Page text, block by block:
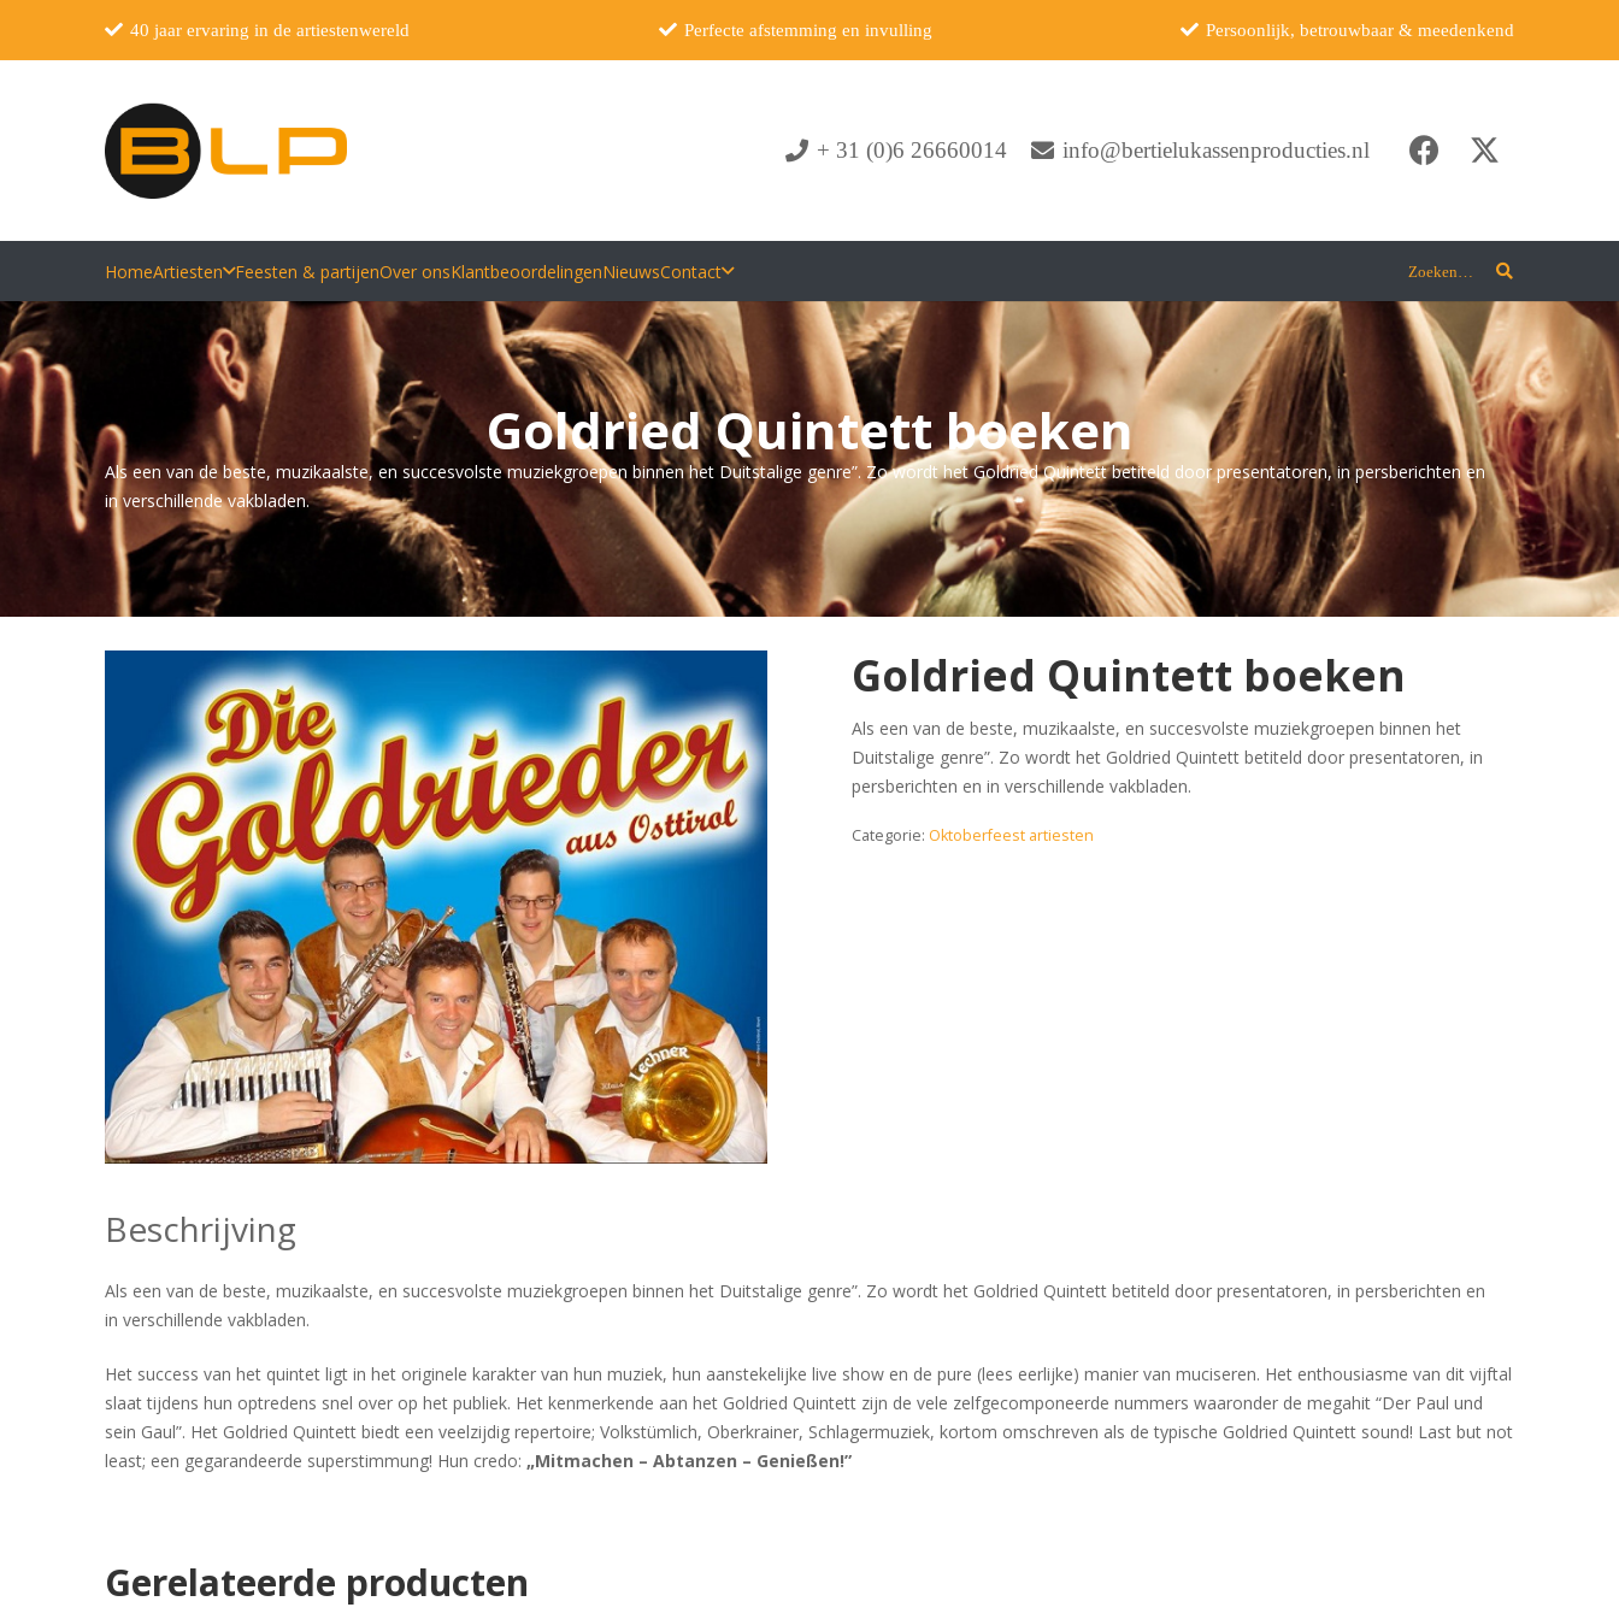
40 jaar ervaring in de artiestenwereld Perfecte afstemming en invulling Persoonlijk, betrouwbaar & meedenkend
+ 31 (0)6 26660014 info@bertielukassenproducties.nl
HomeArtiesten Feesten & partijenOver onsKlantbeoordelingenNieuwsContact Zoeken…
Goldried Quintett boeken
Als een van de beste, muzikaalste, en succesvolste muziekgroepen binnen het Duitstalige genre”. Zo wordt het Goldried Quintett betiteld door presentatoren, in persberichten en
in verschillende vakbladen.
Goldried Quintett boeken
Als een van de beste, muzikaalste, en succesvolste muziekgroepen binnen het
Duitstalige genre”. Zo wordt het Goldried Quintett betiteld door presentatoren, in
persberichten en in verschillende vakbladen.
Categorie: Oktoberfeest artiesten
Beschrijving
Als een van de beste, muzikaalste, en succesvolste muziekgroepen binnen het Duitstalige genre”. Zo wordt het Goldried Quintett betiteld door presentatoren, in persberichten en
in verschillende vakbladen.
Het success van het quintet ligt in het originele karakter van hun muziek, hun aanstekelijke live show en de pure (lees eerlijke) manier van muciseren. Het enthousiasme van dit vijftal
slaat tijdens hun optredens snel over op het publiek. Het kenmerkende aan het Goldried Quintett zijn de vele zelfgecomponeerde nummers waaronder de megahit “Der Paul und
sein Gaul”. Het Goldried Quintett biedt een veelzijdig repertoire; Volkstümlich, Oberkrainer, Schlagermuziek, kortom omschreven als de typische Goldried Quintett sound! Last but not
least; een gegarandeerde superstimmung! Hun credo: „Mitmachen – Abtanzen – Genießen!”
Gerelateerde producten